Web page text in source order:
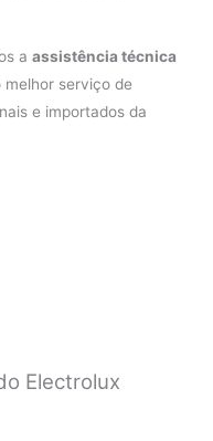
aassistência técnica
serviço de
e importados da
Electrolux